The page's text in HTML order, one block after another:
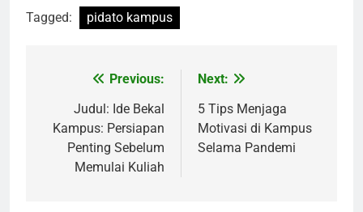
Tagged: pidato kampus
navigation
Previous:
Judul: Ide Bekal
Kampus: Persiapan
Penting Sebelum
Memulai Kuliah
Next:
5 Tips Menjaga
Motivasi di Kampus
Selama Pandemi